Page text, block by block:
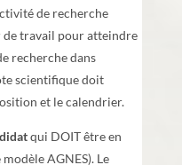
de recherche
de travail pour atteindre
recherche dans
scientifique doit
et le calendrier.
qui DOIT être en
AGNES). Le